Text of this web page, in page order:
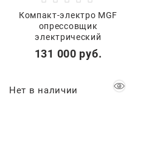
Компакт-электро MGF
опрессовщик
электрический
131 000 руб.
Нет в наличии